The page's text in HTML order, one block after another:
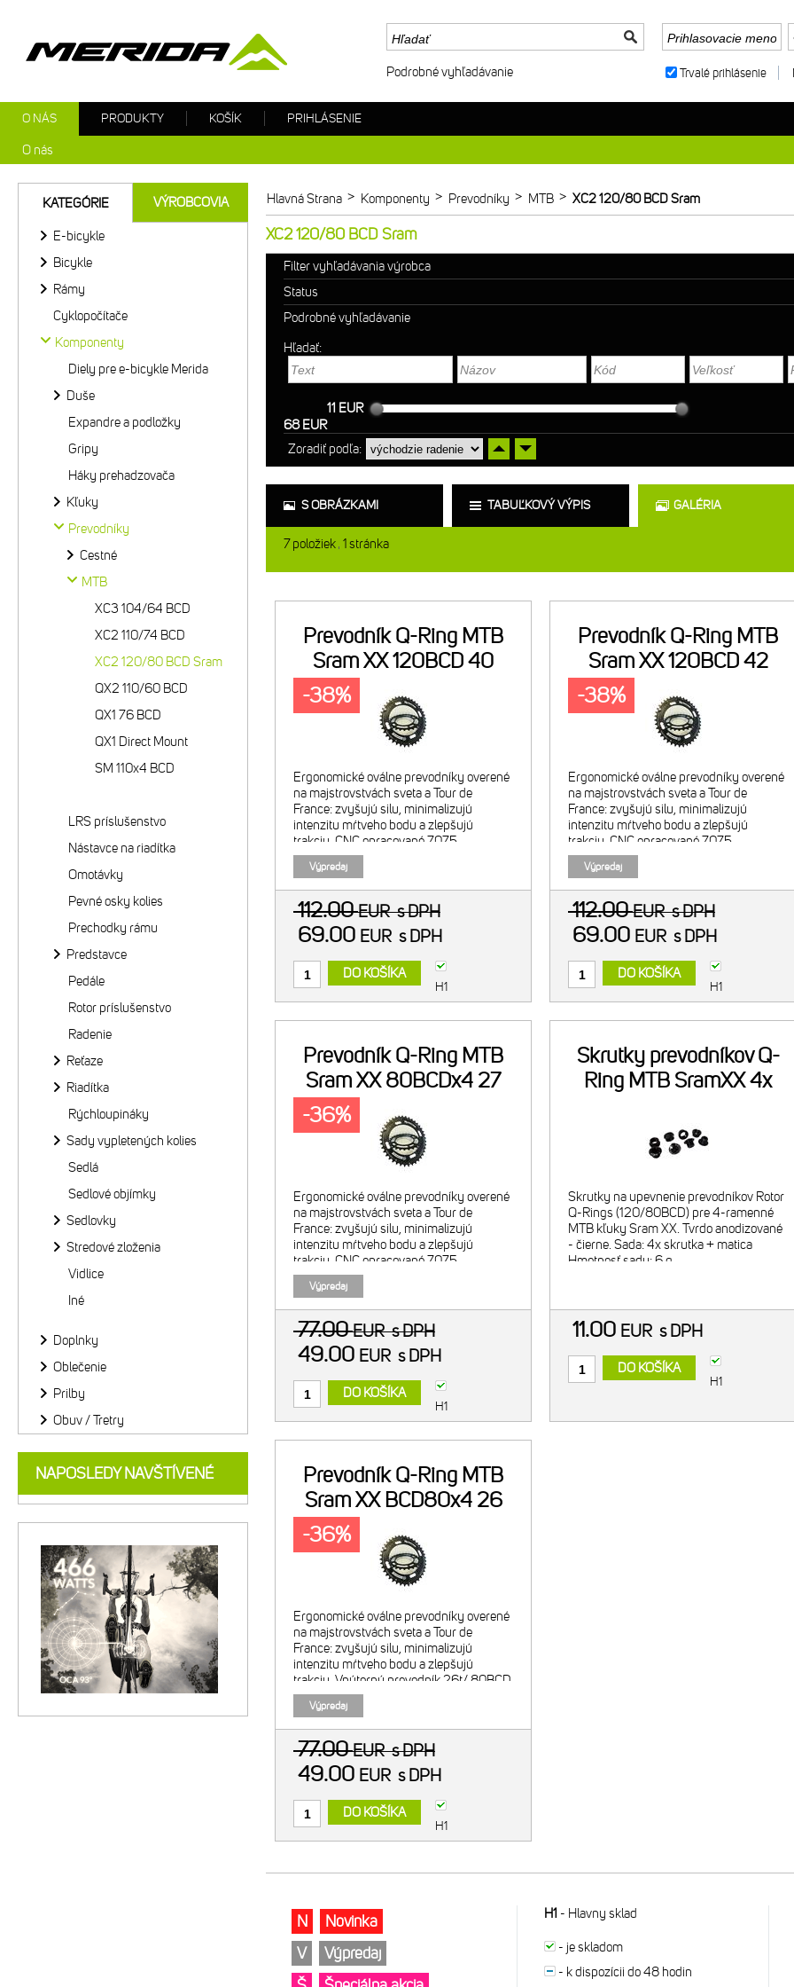
Hlavná Strana > Komponenty > Prevodníky > MTB > XC2 120/80 BCD Sram
XC2 120/80 BCD Sram
Filter vyhľadávania výrobca
Status
Podrobné vyhľadávanie
Hľadať:
11 EUR
68 EUR
Zoradiť podľa:
S OBRÁZKAMI TABUĽKOVÝ VÝPIS GALÉRIA
7položiek 1stránka
Prevodník Q-Ring MTB
Sram XX 120BCD 40
Ergonomické oválne prevodníky overené
na majstrovstvách sveta a Tour de
France: zvyšujú silu, minimalizujú
intenzitu mŕtveho bodu a zlepšujú
trakciu. CNC opracované 7075
alumínium. Tvrdo anodizované - čierny.
Vonkajší prevodník 40t/ 120BCD.
Kompatib
Výpredaj
-38%
112.00EURs DPH
69.00 EUR s DPH
DO KOŠÍKA
H1
Prevodník Q-Ring MTB
Sram XX 120BCD 42
Ergonomické oválne prevodníky overené
na majstrovstvách sveta a Tour de
France: zvyšujú silu, minimalizujú
intenzitu mŕtveho bodu a zlepšujú
trakciu. CNC opracované 7075
alumínium. Tvrdo anodizované - čierny.
Vonkajší prevodník 42t/ 120BCD.
Kompatib
Výpredaj
-38%
112.00EURs DPH
69.00 EUR s DPH
DO KOŠÍKA
H1
Prevodník Q-Ring MTB
Sram XX 80BCDx4 27
Ergonomické oválne prevodníky overené
na majstrovstvách sveta a Tour de
France: zvyšujú silu, minimalizujú
intenzitu mŕtveho bodu a zlepšujú
trakciu. CNC opracované 7075
alumínium. Tvrdo anodizované - čierny.
Vnútorný prevodník 27t/ 80BCD.
Kompatibi
Výpredaj
-36%
77.00EURs DPH
49.00 EUR s DPH
DO KOŠÍKA
H1
Skrutky prevodníkov Q-
Ring MTB SramXX 4x
Skrutky na upevnenie prevodníkov Rotor
Q-Rings (120/80BCD) pre 4-ramenné
MTB kľuky Sram XX. Tvrdo anodizované
- čierne. Sada: 4x skrutka + matica
Hmotnosť sady: 6 g
11.00 EUR s DPH
DO KOŠÍKA
H1
Prevodník Q-Ring MTB
Sram XX BCD80x4 26
Ergonomické oválne prevodníky overené
na majstrovstvách sveta a Tour de
France: zvyšujú silu, minimalizujú
intenzitu mŕtveho bodu a zlepšujú
trakciu. Vnútorný prevodník 26t/ 80BCD
SRAM. Odporúčaná kombinácia s 38t
vonkajšim prevodníkom. Navrhnuté pre
Výpredaj
-36%
77.00EURs DPH
49.00 EUR s DPH
DO KOŠÍKA
H1
N
Novinka
V
Výpredaj
H1 - Hlavny sklad
- je skladom
- k dispozícii do 48 hodin
KATEGÓRIE VÝROBCOVIA
E-bicykle
Bicykle
Rámy
Cyklopočítače
Komponenty
Diely pre e-bicykle Merida
Duše
Expandre a podložky
Gripy
Háky prehadzovača
Kľuky
Prevodníky
Cestné
MTB
XC3 104/64 BCD
XC2 110/74 BCD
XC2 120/80 BCD Sram
QX2 110/60 BCD
QX1 76 BCD
QX1 Direct Mount
SM 110x4 BCD
LRS príslušenstvo
Nástavce na riadítka
Omotávky
Pevné osky kolies
Prechodky rámu
Predstavce
Pedále
Rotor príslušenstvo
Radenie
Reťaze
Riadítka
Rýchloupináky
Sady vypletených kolies
Sedlá
Sedlové objímky
Sedlovky
Stredové zloženia
Vidlice
Iné
Doplnky
Oblečenie
Prilby
Obuv / Tretry
NAPOSLEDY NAVŠTÍVENÉ
Podrobné vyhľadávanie
O NÁS
O nás
PRODUKTY KOŠÍK PRIHLÁSENIE
Trvalé prihlásenie